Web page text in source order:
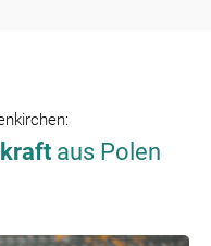
:
aus Polen